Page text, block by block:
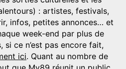
: artistes, festivals,
infos, petites annonces… et
week-end par plus de
si ce n’est pas encore fait,
ici. Quant au nombre de